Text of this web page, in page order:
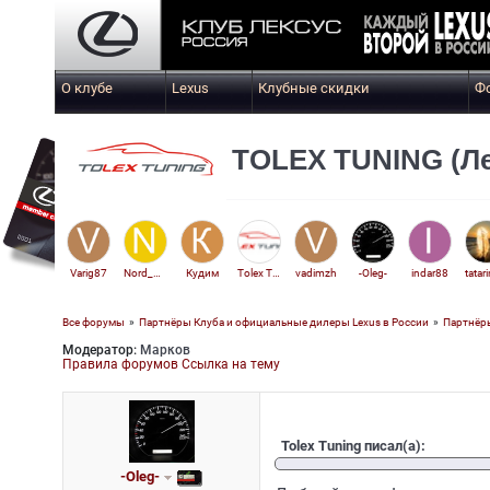
О клубе Lexus Клубные скидки
TOLEX TUNING
Varig87 Кудим Tolex Tuning vadimzh -Oleg- indar88
matorola
Все форумы » Партнёры Клуба и официальные дилеры Lexus в России »
Модератор: Марков
Правила форумов Ссылка на тему
-Oleg-
Tolex Tuning писал(а):